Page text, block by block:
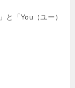
と「You（ユー）